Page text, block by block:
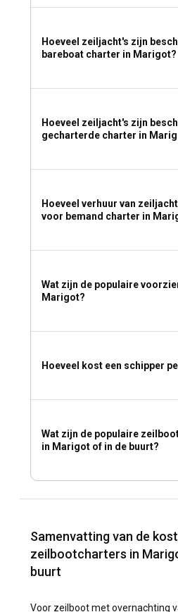
Hoeveel zeiljacht's zijn
bareboat charter in Marigot?
Hoeveel zeiljacht's zijn
gecharterde charter in
Hoeveel verhuur van
voor bemand charter in
Wat zijn de populaire
Marigot?
Hoeveel kost een schipper
Wat zijn de populaire
in Marigot of in de buurt?
Samenvatting van de
zeilbootcharters in
buurt
Voor zeilboot met overnachting